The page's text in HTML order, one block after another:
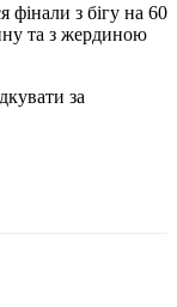
фінали з бігу на 60
та з жердиною
за